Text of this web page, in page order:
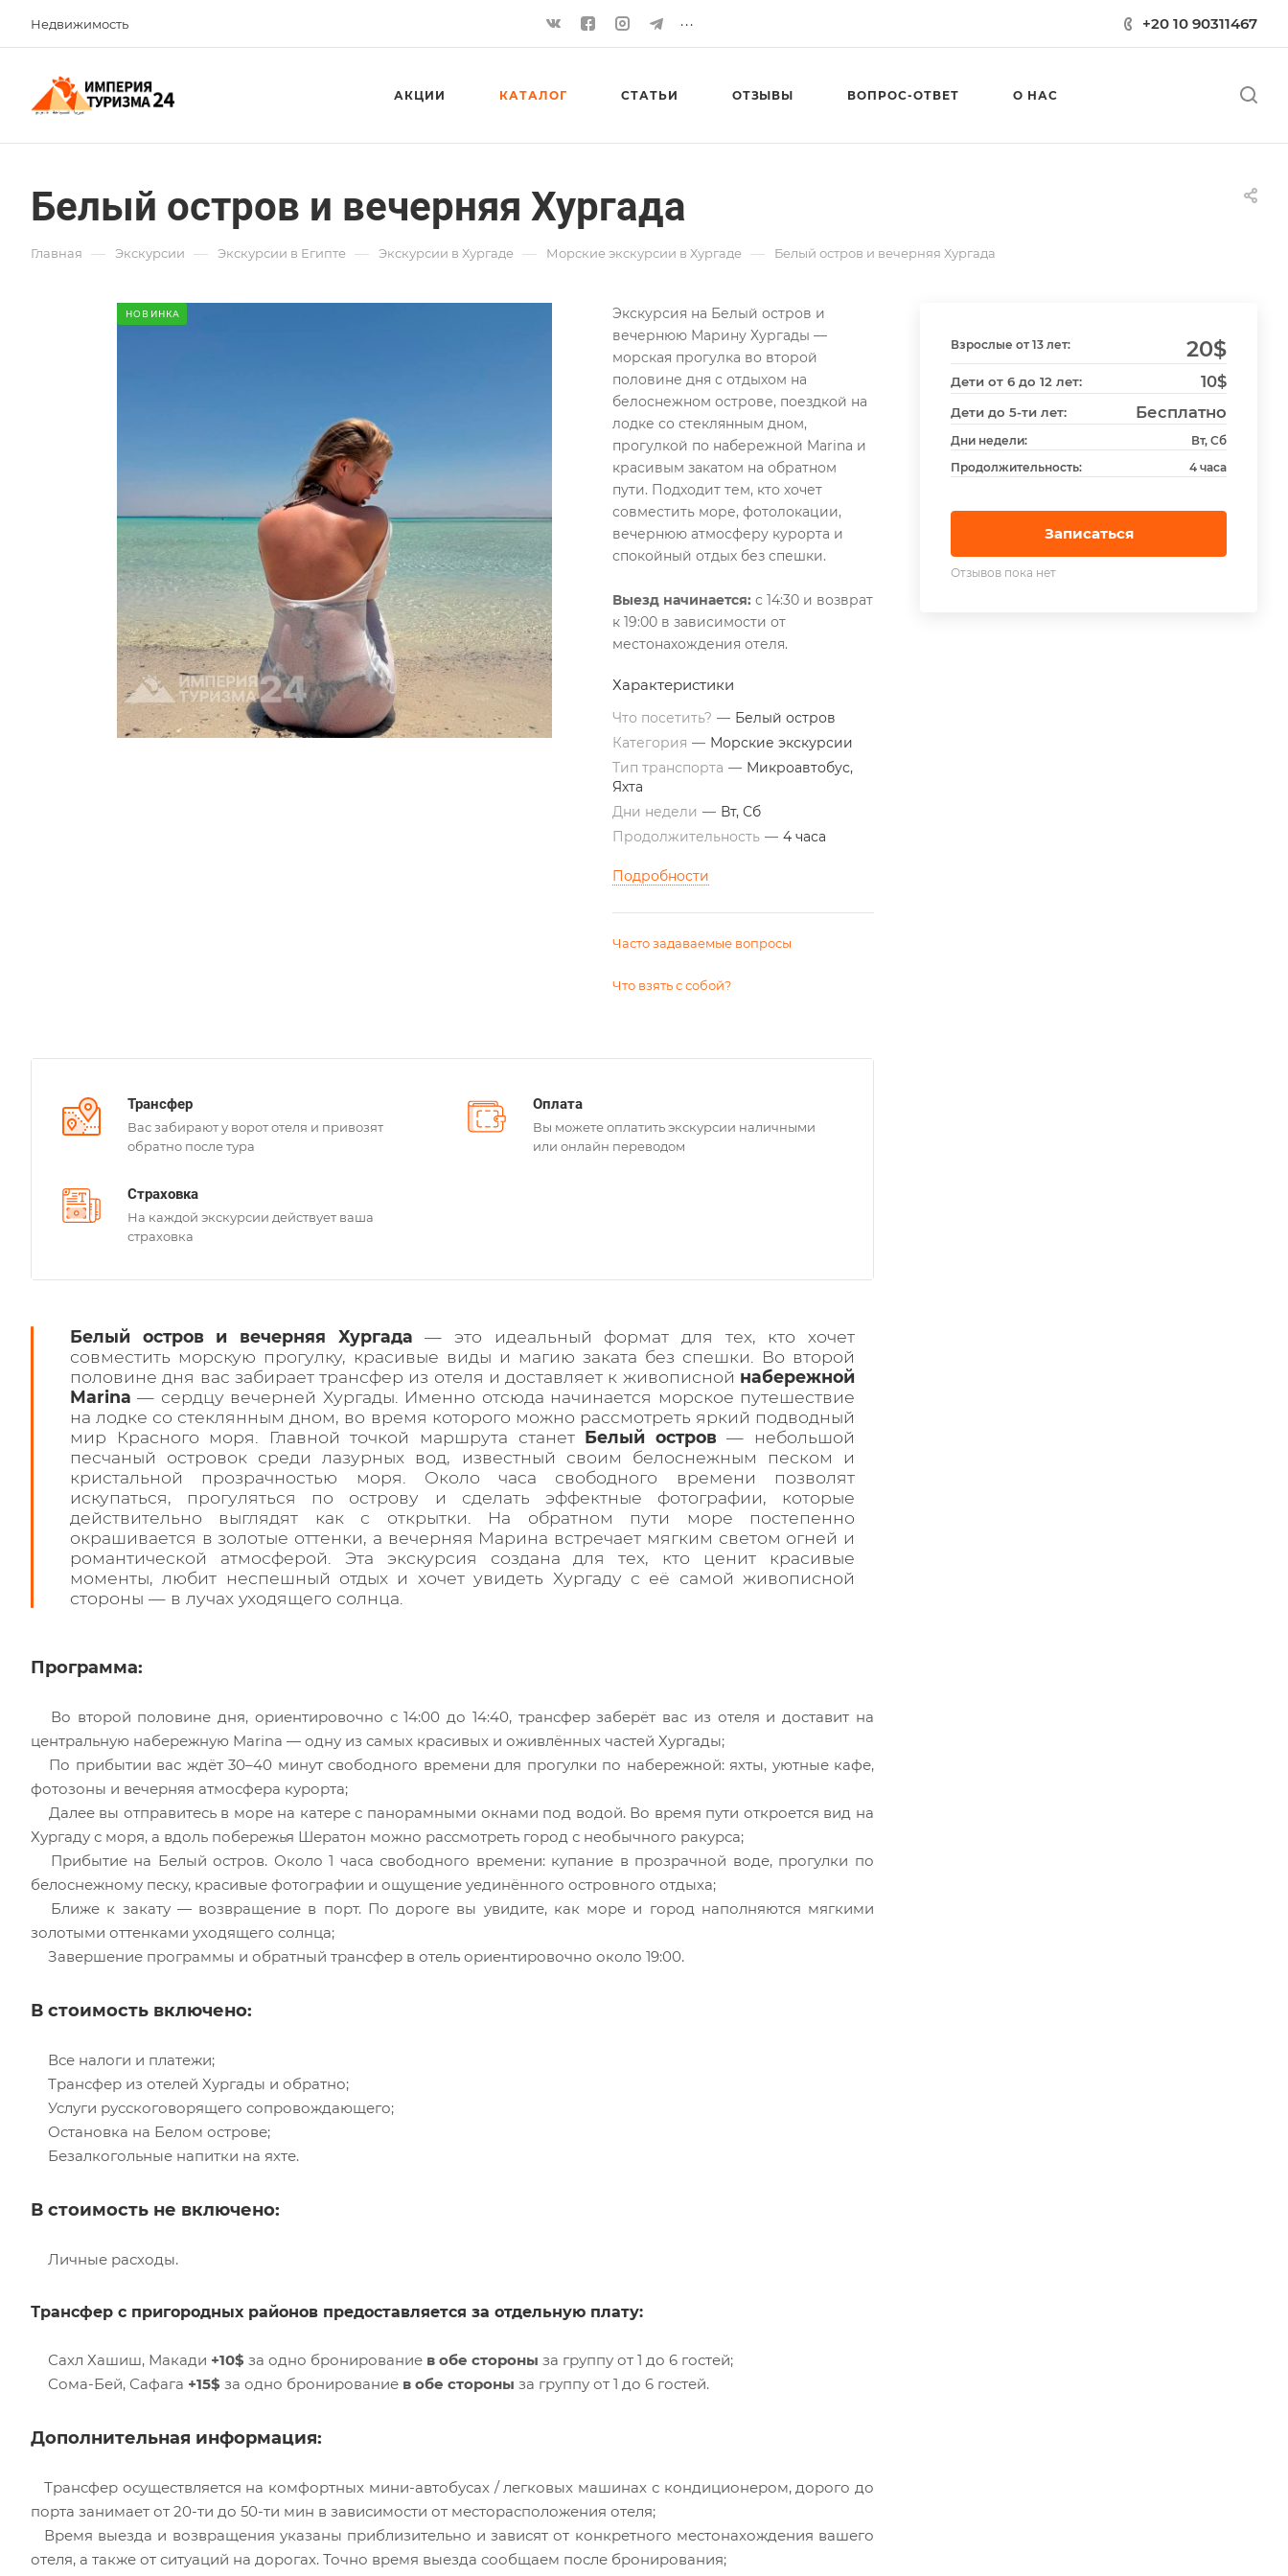
Недвижимость ... +20 10 90311467
АКЦИИ КАТАЛОГ СТАТЬИ ОТЗЫВЫ ВОПРОС-ОТВЕТ О НАС
Белый остров и вечерняя Хургада
Главная — Экскурсии — Экскурсии в Египте — Экскурсии в Хургаде — Морские экскурсии в Хургаде — Белый остров и вечерняя Хургада
Взрослые от 13 лет: 20$
Дети от 6 до 12 лет: 10$
Дети до 5-ти лет: Бесплатно
Дни недели:
Вт, Сб
Продолжительность:
4 часа
Записаться
Отзывов пока нет
НОВИНКА
Экскурсия на Белый остров и
вечернюю Марину Хургады —
морская прогулка во второй
половине дня с отдыхом на
белоснежном острове, поездкой на
лодке со стеклянным дном,
прогулкой по набережной Marina и
красивым закатом на обратном
пути. Подходит тем, кто хочет
совместить море, фотолокации,
вечернюю атмосферу курорта и
спокойный отдых без спешки.
Выезд начинается: с 14:30 и возврат
к 19:00 в зависимости от
местонахождения отеля.
Характеристики
Что посетить? — Белый остров
Категория — Морские экскурсии
Тип транспорта — Микроавтобус,
Яхта
Дни недели — Вт, Сб
Продолжительность — 4 часа
Подробности
Часто задаваемые вопросы
Что взять с собой?
Трансфер
Вас забирают у ворот отеля и привозят
обратно после тура
Оплата
Вы можете оплатить экскурсии наличными
или онлайн переводом
Страховка
На каждой экскурсии действует ваша
страховка
Белый остров и вечерняя Хургада — это идеальный формат для тех, кто хочет
совместить морскую прогулку, красивые виды и магию заката без спешки. Во второй
половине дня вас забирает трансфер из отеля и доставляет к живописной набережной
Marina— сердцу вечерней Хургады. Именно отсюда начинается морское путешествие
на лодке со стеклянным дном, во время которого можно рассмотреть яркий подводный
мир Красного моря. Главной точкой маршрута станет Белый остров— небольшой
песчаный островок среди лазурных вод, известный своим белоснежным песком и
кристальной прозрачностью моря. Около часа свободного времени позволят
искупаться, прогуляться по острову и сделать эффектные фотографии, которые
действительно выглядят как с открытки. На обратном пути море постепенно
окрашивается в золотые оттенки, а вечерняя Марина встречает мягким светом огней и
романтической атмосферой. Эта экскурсия создана для тех, кто ценит красивые
моменты, любит неспешный отдых и хочет увидеть Хургаду с её самой живописной
стороны — в лучах уходящего солнца.
Программа:
Во второй половине дня, ориентировочно с 14:00 до 14:40, трансфер заберёт вас из отеля и доставит на
центральную набережную Marina — одну из самых красивых и оживлённых частей Хургады;
По прибытии вас ждёт 30–40 минут свободного времени для прогулки по набережной: яхты, уютные кафе,
фотозоны и вечерняя атмосфера курорта;
Далее вы отправитесь в море на катере с панорамными окнами под водой. Во время пути откроется вид на
Хургаду с моря, а вдоль побережья Шератон можно рассмотреть город с необычного ракурса;
Прибытие на Белый остров. Около 1 часа свободного времени: купание в прозрачной воде, прогулки по
белоснежному песку, красивые фотографии и ощущение уединённого островного отдыха;
Ближе к закату — возвращение в порт. По дороге вы увидите, как море и город наполняются мягкими
золотыми оттенками уходящего солнца;
Завершение программы и обратный трансфер в отель ориентировочно около 19:00.
В стоимость включено:
Все налоги и платежи;
Трансфер из отелей Хургады и обратно;
Услуги русскоговорящего сопровождающего;
Остановка на Белом острове;
Безалкогольные напитки на яхте.
В стоимость не включено:
Личные расходы.
Трансфер с пригородных районов предоставляется за отдельную плату:
Сахл Хашиш, Макади +10$ за одно бронирование в обе стороны за группу от 1 до 6 гостей;
Сома-Бей, Сафага +15$ за одно бронирование в обе стороны за группу от 1 до 6 гостей.
Дополнительная информация:
Трансфер осуществляется на комфортных мини-автобусах / легковых машинах с кондиционером, дорого до
порта занимает от 20-ти до 50-ти мин в зависимости от месторасположения отеля;
Время выезда и возвращения указаны приблизительно и зависят от конкретного местонахождения вашего
отеля, а также от ситуаций на дорогах. Точно время выезда сообщаем после бронирования;